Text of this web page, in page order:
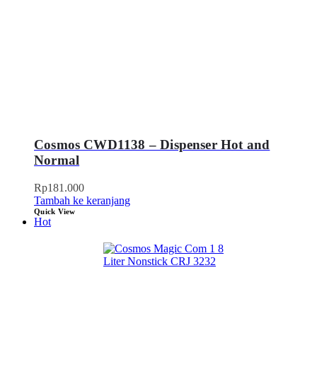
Cosmos CWD1138 – Dispenser Hot and
Normal
Rp181.000
Tambah ke keranjang
Quick View
Hot